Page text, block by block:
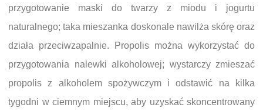
przygotowanie maski do twarzy z miodu i jogurtu
naturalnego; taka mieszanka doskonale nawilża skórę oraz
działa przeciwzapalnie. Propolis można wykorzystać do
przygotowania nalewki alkoholowej; wystarczy zmieszać
propolis z alkoholem spożywczym i odstawić na kilka
tygodni w ciemnym miejscu, aby uzyskać skoncentrowany